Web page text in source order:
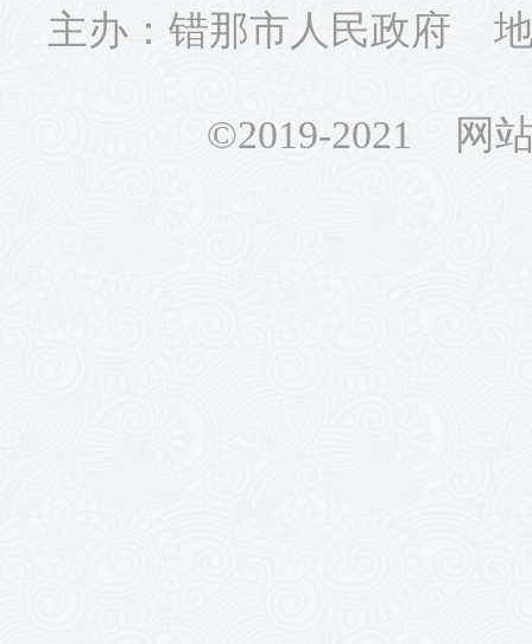
主办：错那市人民政府
©2019-2021 网